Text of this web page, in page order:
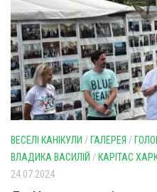
ВЕСЕЛІ КАНІКУЛИ / ГАЛЕРЕЯ /
ВЛАДИКА ВАСИЛІЙ / КАРІТАС
24.07.2024